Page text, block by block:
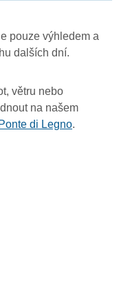
pouze výhledem a
dalších dní.
větru nebo
na našem
di Legno.